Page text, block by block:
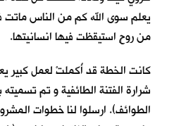
يعلم سوى الله كم من الناس
من روحٍ استيقظت فيها انسانيتها.
كانت الخطة قد أُكملتْ لعمل كبير
شرارة الفتنة الطائفية و تم
الطوائف). ارسلوا لنا خطوات